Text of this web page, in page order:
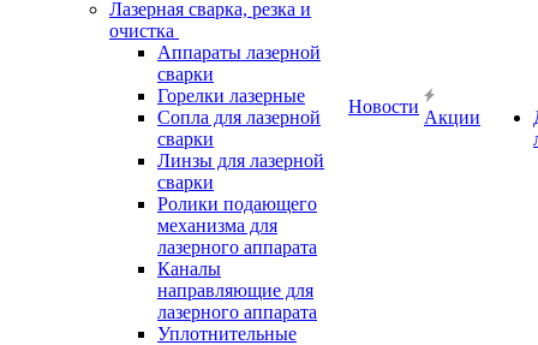
Лазерная сварка, резка и
очистка
Аппараты лазерной
сварки
Горелки лазерные
Сопла для лазерной
сварки
Линзы для лазерной
сварки
Ролики подающего
механизма для
лазерного аппарата
Каналы
направляющие для
лазерного аппарата
Уплотнительные
Новости
Акции